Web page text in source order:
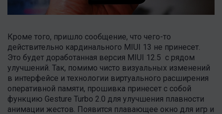
Кроме того, пришло сообщение, что чего-то
действительно кардинального MIUI 13 не принесет.
Это будет доработанная версия MIUI 12.5 с рядом
улучшений. Так, помимо чисто визуальных изменений
в интерфейсе и технологии виртуального расширения
оперативной памяти, прошивка принесет с собой
функцию Gesture Turbo 2.0 для улучшения плавности
анимации жестов. Появится плавающее окно для игр и